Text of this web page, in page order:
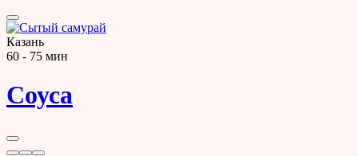
Казань
60 - 75 мин
Соуса